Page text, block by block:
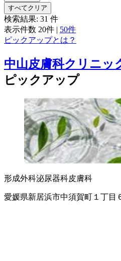
すべてクリア
検索結果: 31 件
表示件数 20件 | 50件
ピックアップとは？
中山皮膚科クリニッ
ピックアップ
形成外科泌尿器科皮膚科
愛媛県新居浜市中須賀町１丁目